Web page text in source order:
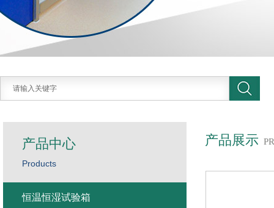
产品展示
产品中心
Products
恒温恒湿试验箱